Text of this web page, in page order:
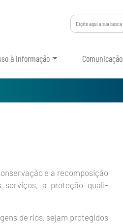
à Informação Comunicação
e a recomposição
serviços, a proteção quali-
de rios, sejam protegidos